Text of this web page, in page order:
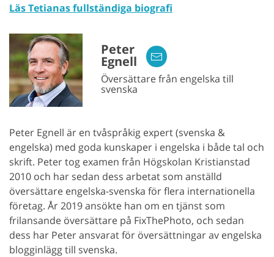
Läs Tetianas fullständiga biografi
Peter
Egnell
Översättare från engelska till
svenska
Peter Egnell är en tvåspråkig expert (svenska &
engelska) med goda kunskaper i engelska i både tal och
skrift. Peter tog examen från Högskolan Kristianstad
2010 och har sedan dess arbetat som anställd
översättare engelska-svenska för flera internationella
företag. År 2019 ansökte han om en tjänst som
frilansande översättare på FixThePhoto, och sedan
dess har Peter ansvarat för översättningar av engelska
blogginlägg till svenska.